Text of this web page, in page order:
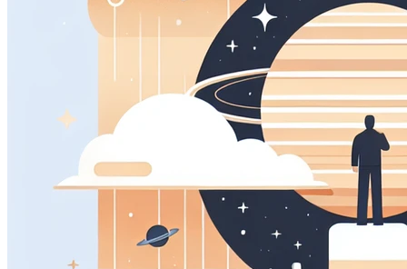
Questi cookie ci permettono di contare le visite e fonti
migliorare le prestazioni del nostro sito. Ci aiutano a
vedere come i visitatori si muovono intorno al sito.
Cookie Marketing
Questi cookie possono essere impostati attraverso il
essere utilizzati da quelle aziende per costruire un
pertinenti su altri siti.
Cookie Preferenze